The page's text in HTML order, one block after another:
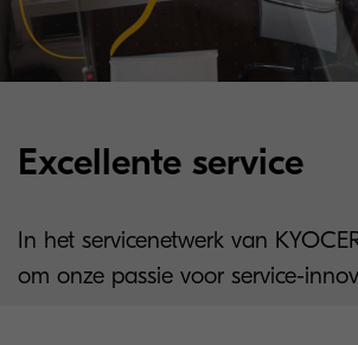
Excellente service
In het servicenetwerk van
om onze passie voor service-